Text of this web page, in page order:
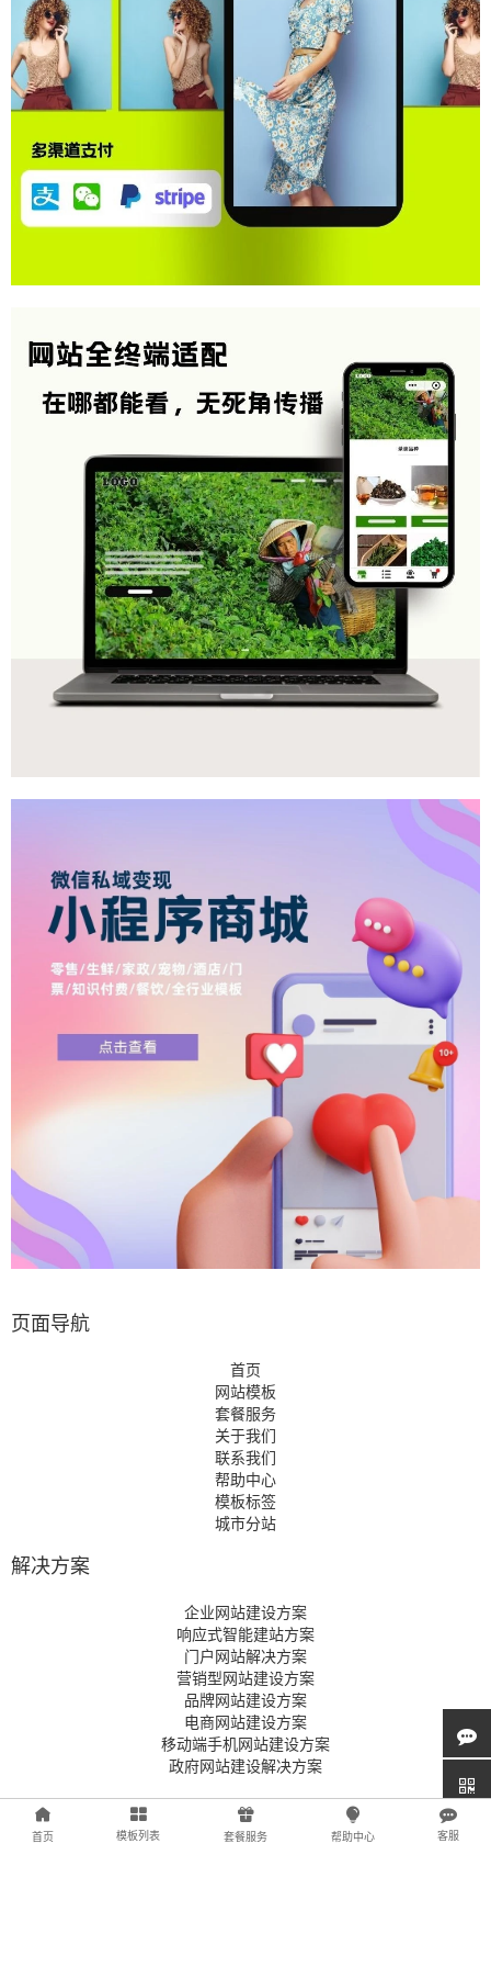
首页 模板列表 套餐服务 帮助中心 客服
页面导航
首页
网站模板
套餐服务
关于我们
联系我们
帮助中心
模板标签
城市分站
解决方案
企业网站建设方案
响应式智能建站方案
门户网站解决方案
营销型网站建设方案
品牌网站建设方案
电商网站建设方案
移动端手机网站建设方案
政府网站建设解决方案
支持与服务